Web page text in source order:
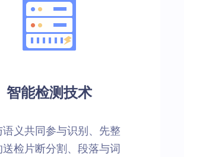
智能检测技术
义共同参与识别、先整
送检片断分割、段落与词